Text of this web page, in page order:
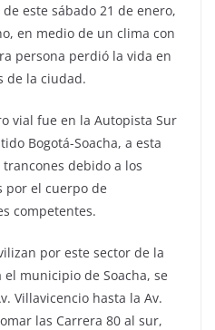
este sábado 21 de enero,
en medio de un clima con
persona perdió la vida en
de la ciudad.
vial fue en la Autopista Sur
Bogotá-Soacha, a esta
debido a los
por el cuerpo de
competentes.
por este sector de la
municipio de Soacha, se
Villavicencio hasta la Av.
las Carrera 80 al sur,